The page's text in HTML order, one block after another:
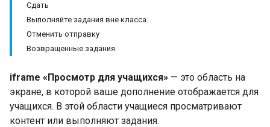
Сдать
Выполняйте задания вне класса.
Отменить отправку
Возвращенные задания
iframe «Просмотр для учащихся» — это область на
экране, в которой ваше дополнение отображается для
учащихся. В этой области учащиеся просматривают
контент или выполняют задания.